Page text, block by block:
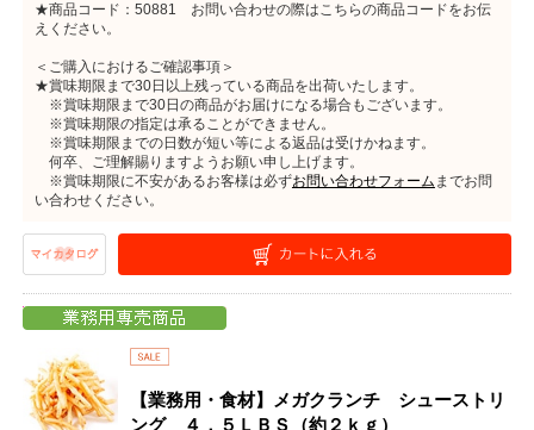
★商品コード：50881 お問い合わせの際はこちらの商品コードをお伝
えください。
＜ご購入におけるご確認事項＞
★賞味期限まで30日以上残っている商品を出荷いたします。
※賞味期限まで30日の商品がお届けになる場合もございます。
※賞味期限の指定は承ることができません。
※賞味期限までの日数が短い等による返品は受けかねます。
何卒、ご理解賜りますようお願い申し上げます。
※賞味期限に不安があるお客様は必ずお問い合わせフォーム までお問
い合わせください。
【業務用・食材】メガクランチ シューストリ
ング ４．５ＬＢＳ（約２ｋｇ）